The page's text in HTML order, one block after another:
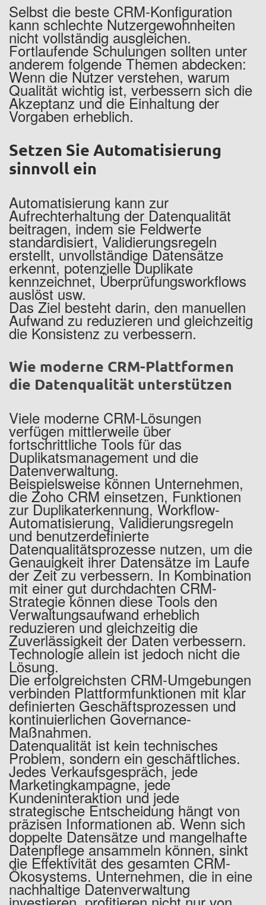
Selbst die beste CRM-Konfiguration
kann schlechte Nutzergewohnheiten
nicht vollständig ausgleichen.
Fortlaufende Schulungen sollten unter
anderem folgende Themen abdecken:
Wenn die Nutzer verstehen, warum
Qualität wichtig ist, verbessern sich die
Akzeptanz und die Einhaltung der
Vorgaben erheblich.
Setzen Sie Automatisierung
sinnvoll ein
Automatisierung kann zur
Aufrechterhaltung der Datenqualität
beitragen, indem sie Feldwerte
standardisiert, Validierungsregeln
erstellt, unvollständige Datensätze
erkennt, potenzielle Duplikate
kennzeichnet, Überprüfungsworkflows
auslöst usw.
Das Ziel besteht darin, den manuellen
Aufwand zu reduzieren und gleichzeitig
die Konsistenz zu verbessern.
Wie moderne CRM-Plattformen
die Datenqualität unterstützen
Viele moderne CRM-Lösungen
verfügen mittlerweile über
fortschrittliche Tools für das
Duplikatsmanagement und die
Datenverwaltung.
Beispielsweise können Unternehmen,
die Zoho CRM einsetzen, Funktionen
zur Duplikaterkennung, Workflow-
Automatisierung, Validierungsregeln
und benutzerdefinierte
Datenqualitätsprozesse nutzen, um die
Genauigkeit ihrer Datensätze im Laufe
der Zeit zu verbessern. In Kombination
mit einer gut durchdachten CRM-
Strategie können diese Tools den
Verwaltungsaufwand erheblich
reduzieren und gleichzeitig die
Zuverlässigkeit der Daten verbessern.
Technologie allein ist jedoch nicht die
Lösung.
Die erfolgreichsten CRM-Umgebungen
verbinden Plattformfunktionen mit klar
definierten Geschäftsprozessen und
kontinuierlichen Governance-
Maßnahmen.
Datenqualität ist kein technisches
Problem, sondern ein geschäftliches.
Jedes Verkaufsgespräch, jede
Marketingkampagne, jede
Kundeninteraktion und jede
strategische Entscheidung hängt von
präzisen Informationen ab. Wenn sich
doppelte Datensätze und mangelhafte
Datenpflege ansammeln können, sinkt
die Effektivität des gesamten CRM-
Ökosystems. Unternehmen, die in eine
nachhaltige Datenverwaltung